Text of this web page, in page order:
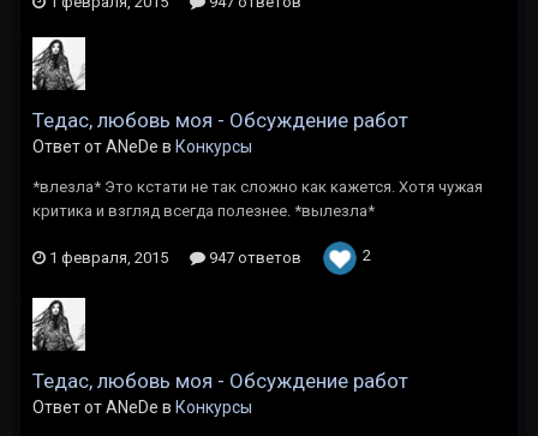
Тедас, любовь моя - Обсуждение работ
Ответ от ANeDe в Конкурсы
*влезла* Это кстати не так сложно как кажется. Хотя чужая
критика и взгляд всегда полезнее. *вылезла*
1 февраля, 2015 947 ответов 2
Тедас, любовь моя - Обсуждение работ
Ответ от ANeDe в Конкурсы